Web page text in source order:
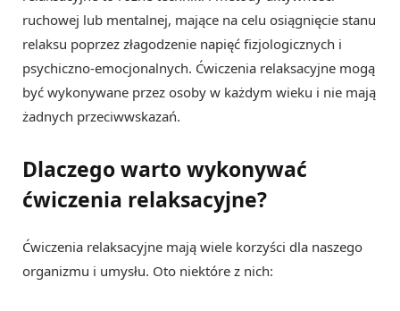
ruchowej lub mentalnej, mające na celu osiągnięcie stanu
relaksu poprzez złagodzenie napięć fizjologicznych i
psychiczno-emocjonalnych. Ćwiczenia relaksacyjne mogą
być wykonywane przez osoby w każdym wieku i nie mają
żadnych przeciwwskazań.
Dlaczego warto wykonywać
ćwiczenia relaksacyjne?
Ćwiczenia relaksacyjne mają wiele korzyści dla naszego
organizmu i umysłu. Oto niektóre z nich: